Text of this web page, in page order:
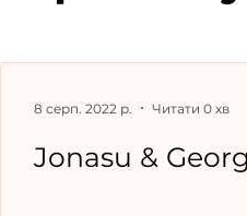
Jonasu &
8 серп. 2022 р. Читати 0 хв